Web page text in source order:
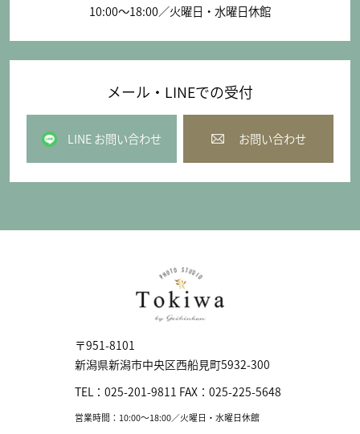
10:00〜18:00／火曜日・水曜日休館
メール・LINEでの受付
LINE お問い合わせ お問い合わせ
〒951-8101
新潟県新潟市中央区⻄船見町5932-300
TEL： 025-201-9811 FAX： 025-225-5648
営業時間：10:00〜18:00／火曜日・水曜日休館